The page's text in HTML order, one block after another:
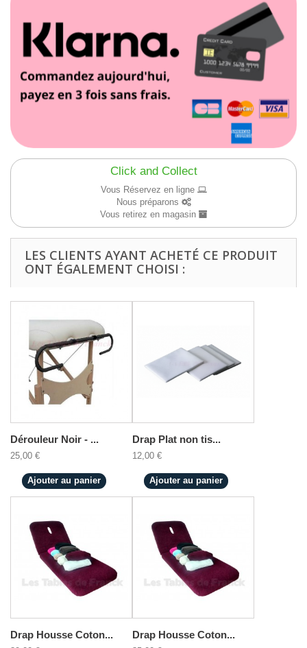
Click and Collect
Vous Réservez en ligne
Nous préparons
Vous retirez en magasin
LES CLIENTS AYANT ACHETÉ CE PRODUIT
ONT ÉGALEMENT CHOISI :
Dérouleur Noir - ...
25,00 €
Ajouter au panier
Drap Plat non tis...
12,00 €
Ajouter au panier
Drap Housse Coton... Drap Housse Coton...